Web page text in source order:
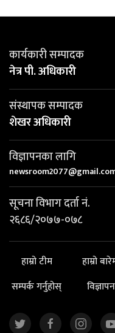
कार्यकारी सम्पादक
नेत्र पी. अधिकारी
संस्थापक सम्पादक
शेखर अधिकारी
विज्ञापनका लागि
सूचना विभाग दर्ता नं.
२६८६/२०७७-०७८
हाम्रो टीम हाम्रो
सम्पर्क गर्नुहोस्
विज्ञापन